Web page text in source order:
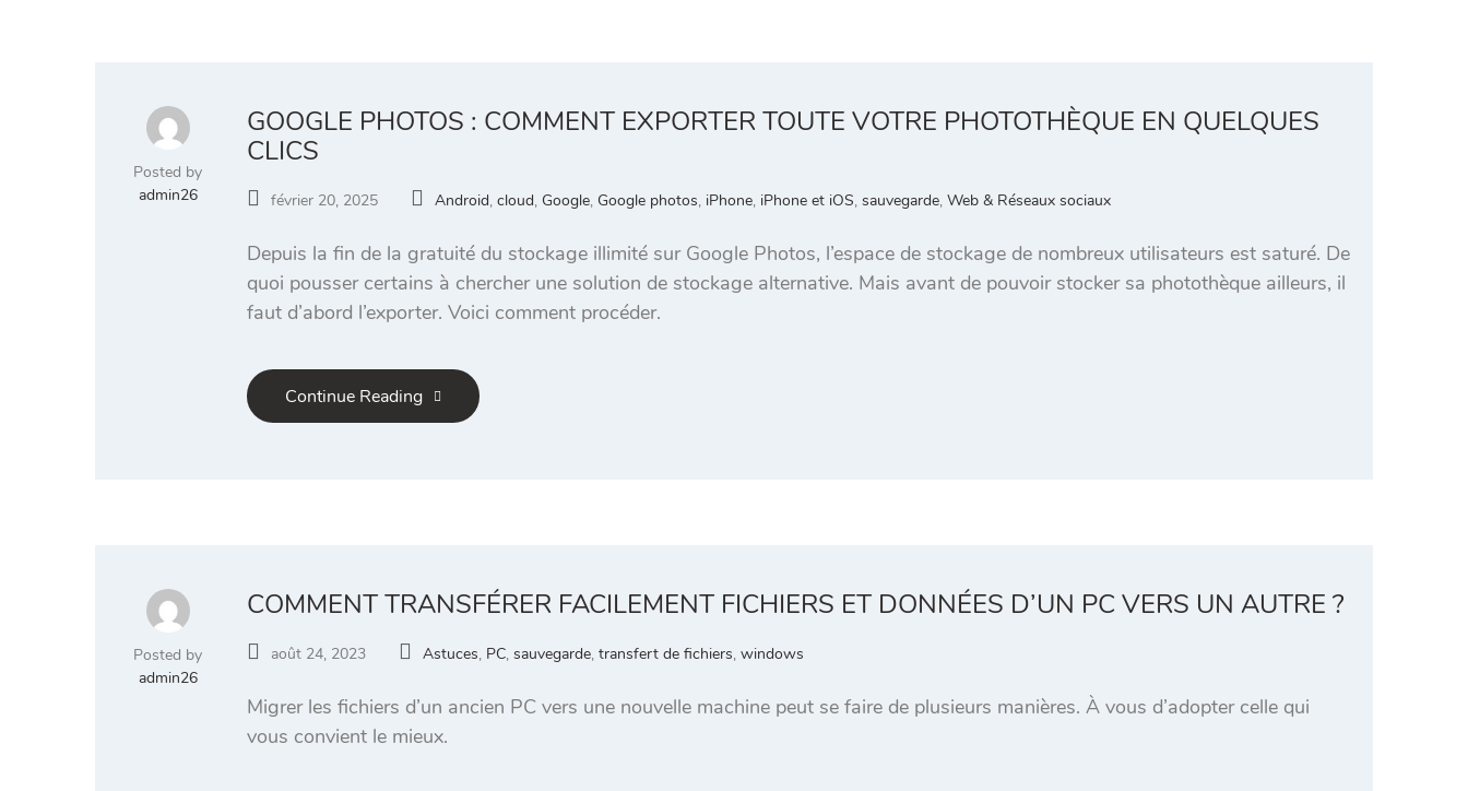
Posted by
admin26
GOOGLE PHOTOS : COMMENT EXPORTER TOUTE VOTRE PHOTOTHÈQUE EN QUELQUES
CLICS
février 20, 2025 Android, cloud, Google, Google photos, iPhone, iPhone et iOS, sauvegarde, Web & Réseaux sociaux
Depuis la fin de la gratuité du stockage illimité sur Google Photos, l’espace de stockage de nombreux utilisateurs est saturé. De
quoi pousser certains à chercher une solution de stockage alternative. Mais avant de pouvoir stocker sa photothèque ailleurs, il
faut d’abord l’exporter. Voici comment procéder.
Continue Reading
Posted by
admin26
COMMENT TRANSFÉRER FACILEMENT FICHIERS ET DONNÉES D’UN PC VERS UN AUTRE ?
août 24, 2023 Astuces, PC, sauvegarde, transfert de fichiers, windows
Migrer les fichiers d’un ancien PC vers une nouvelle machine peut se faire de plusieurs manières. À vous d’adopter celle qui
vous convient le mieux.